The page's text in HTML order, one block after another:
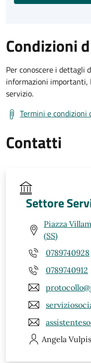
Condizioni
Per conoscere i dettagli
informazioni importanti,
servizio.
Termini e condizioni
Contatti
Settore
Piazza
(SS)
0789740928
0789740912
Angela Vulpis